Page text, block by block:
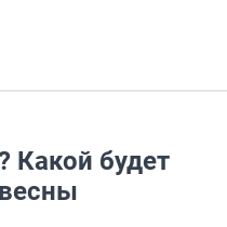
Какой будет